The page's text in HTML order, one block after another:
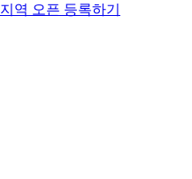
지역 오픈 등록하기